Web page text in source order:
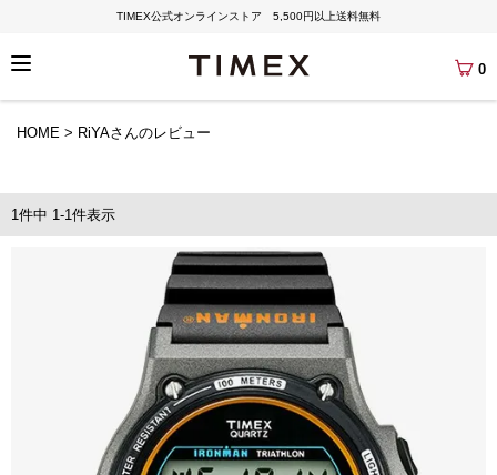
TIMEX公式オンラインストア 5,500円以上送料無料
0
HOME RiYAさんのレビュー
1件中 1-1件表示